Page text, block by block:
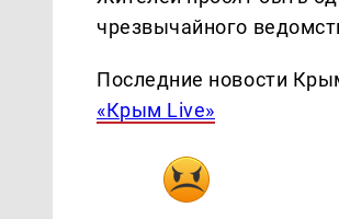
чрезвычайного
Последние новости
«Крым Live»